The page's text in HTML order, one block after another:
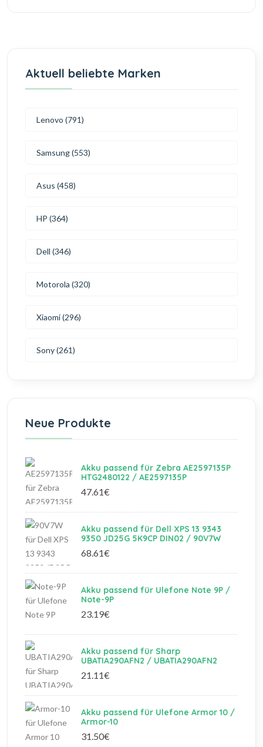
Aktuell beliebte Marken
Lenovo (791)
Samsung (553)
Asus (458)
HP (364)
Dell (346)
Motorola (320)
Xiaomi (296)
Sony (261)
Neue Produkte
Akku passend für Zebra AE2597135P
HTG2480122 / AE2597135P
47.61€
Akku passend für Dell XPS 13 9343
9350 JD25G 5K9CP DIN02 / 90V7W
68.61€
Akku passend für Ulefone Note 9P /
Note-9P
23.19€
Akku passend für Sharp
UBATIA290AFN2 / UBATIA290AFN2
21.11€
Akku passend für Ulefone Armor 10 /
Armor-10
31.50€